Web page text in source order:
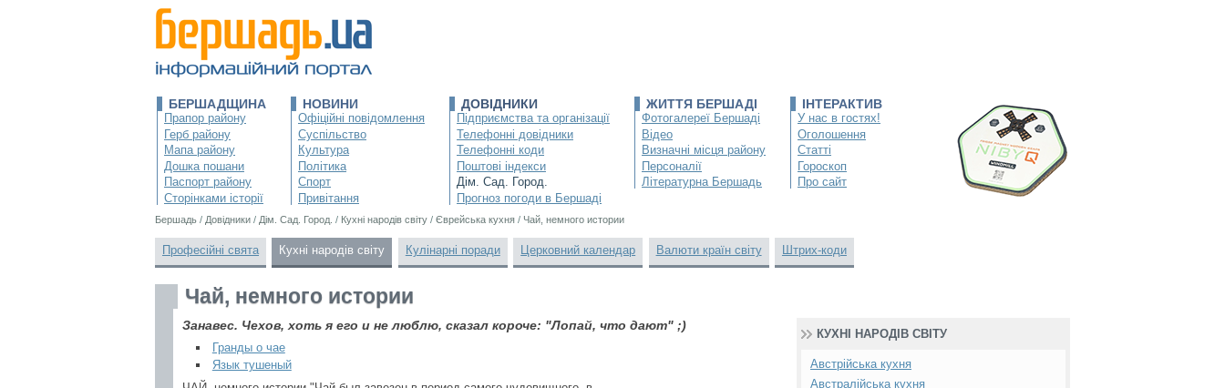
БЕРШАДЩИНА
Прапор району
Герб району
Мапа району
Дошка пошани
Паспорт району
Сторінками історії
НОВИНИ
Офіційні повідомлення
Суспільство
Культура
Політика
Спорт
Привітання
ДОВІДНИКИ
Підприємства та організації
Телефонні довідники
Телефонні коди
Поштові індекси
Дім. Сад. Город.
Прогноз погоди в Бершаді
ЖИТТЯ БЕРШАДІ
Фотогалереї Бершаді
Відео
Визначні місця району
Персоналії
Літературна Бершадь
ІНТЕРАКТИВ
У нас в гостях!
Оголошення
Статті
Гороскоп
Про сайт
Бершадь / Довідники / Дім. Сад. Город. / Кухні народів світу / Єврейська кухня / Чай, немного истории
Професійні свята Кухні народів світу Кулінарні поради Церковний календар Валюти країн світу Штрих-коди
Чай, немного истории
Занавес. Чехов, хоть я его и не люблю, сказал короче: "Лопай, что дают" ;)
Гранды о чае
Язык тушеный
КУХНІ НАРОДІВ СВІТУ
Австрійська кухня
Австралійська кухня